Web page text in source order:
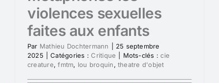
violences sexuelles
faites aux enfants
Par Mathieu Dochtermann
25 septembre
2025
Catégories : Critique Mots-clés :cie
creature,fmtm, lou broquin, theatre d'objet